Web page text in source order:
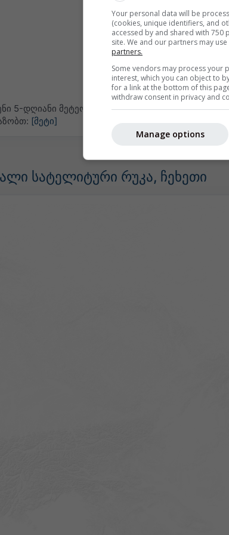
5-დღიანი მეტეოგრამა Zlín-თვის ყველა
[მეტი]
სატელიტური რუკა, ჩეხეთი
Your personal data will be
(cookies, unique identifiers, and
accessed by and shared with
site. We and our partners may
partners.
Some vendors may process your
interest, which you can object to
for a link at the bottom of this
withdraw consent in privacy and
Manage options